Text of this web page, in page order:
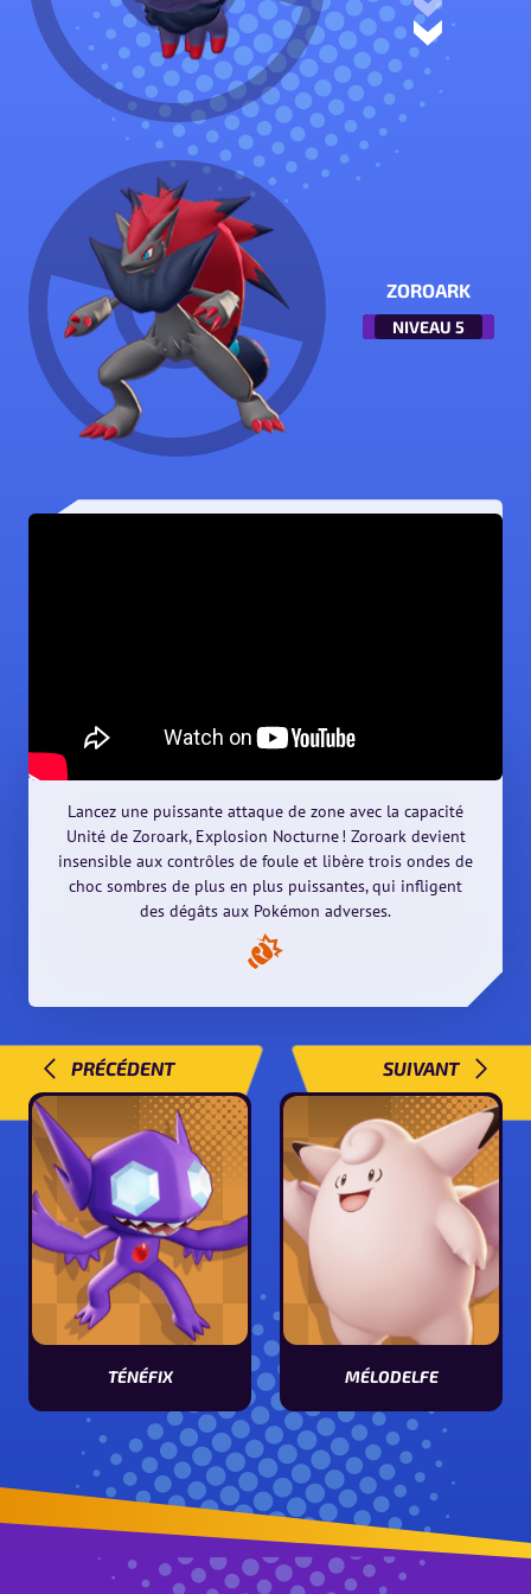
ZOROARK
NIVEAU 5
Lancez une puissante attaque de zone avec la capacité
Unité de Zoroark, Explosion Nocturne ! Zoroark devient
insensible aux contrôles de foule et libère trois ondes de
choc sombres de plus en plus puissantes, qui infligent
des dégâts aux Pokémon adverses.
PRÉCÉDENT
TÉNÉFIX
SUIVANT
MÉLODELFE